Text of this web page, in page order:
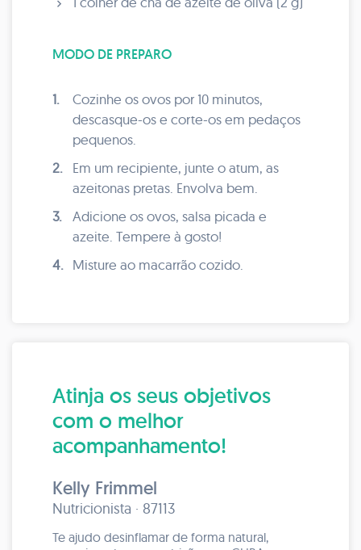
MODO DE PREPARO
1.
Cozinhe os ovos por 10 minutos,
descasque-os e corte-os em pedaços
pequenos.
2.
Em um recipiente, junte o atum, as
azeitonas pretas. Envolva bem.
3.
Adicione os ovos, salsa picada e
azeite. Tempere à gosto!
4.
Misture ao macarrão cozido.
Atinja os seus objetivos
com o melhor
acompanhamento!
Kelly Frimmel
Nutricionista · 87113
Te ajudo desinflamar de forma natural,